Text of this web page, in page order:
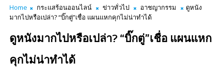
Home กระแสร้อนออนไลน์ ข่าวทั่วไป อาชญากรรม
ดูหนัง
มากไปหรือเปล่า? “บิ๊กตู่”เชื่อ แผนแหกคุกไม่น่าทำได้
ดูหนังมากไปหรือเปล่า? “บิ๊กตู่”เชื่อ แผนแหก
คุกไม่น่าทำได้